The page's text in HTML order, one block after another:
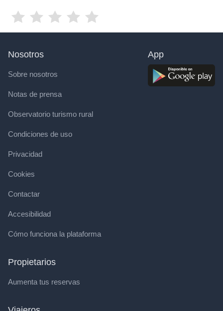
Nosotros
Sobre nosotros
Notas de prensa
Observatorio turismo rural
Condiciones de uso
Privacidad
Cookies
Contactar
Accesibilidad
Cómo funciona la plataforma
Propietarios
Aumenta tus reservas
App